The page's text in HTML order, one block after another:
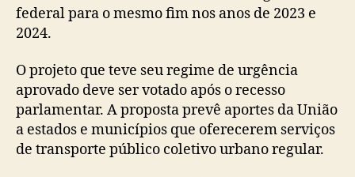
federal para o mesmo fim nos anos de 2023 e
2024.
O projeto que teve seu regime de urgência
aprovado deve ser votado após o recesso
parlamentar. A proposta prevê aportes da União
a estados e municípios que oferecerem serviços
de transporte público coletivo urbano regular.